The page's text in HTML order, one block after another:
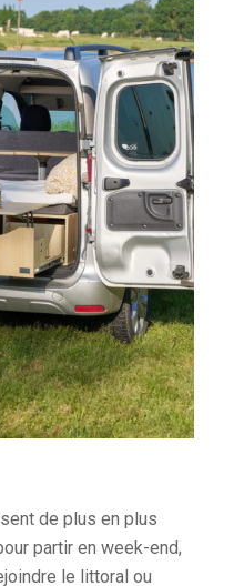
de plus en plus
partir en week-end,
le littoral ou